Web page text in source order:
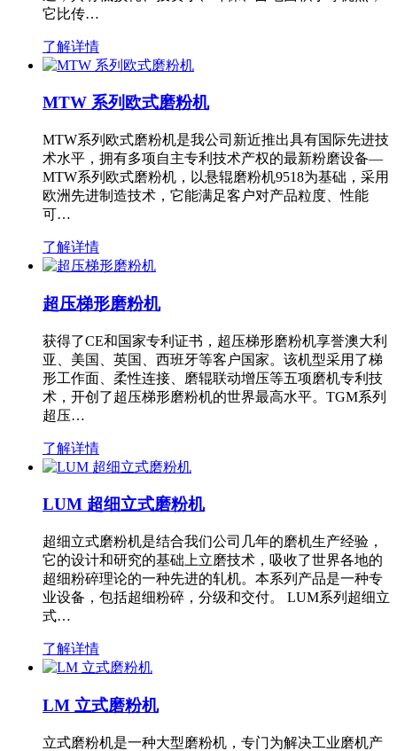
它比传…
了解详情
MTW 系列欧式磨粉机
MTW系列欧式磨粉机是我公司新近推出具有国际先进技
术水平，拥有多项自主专利技术产权的最新粉磨设备—
MTW系列欧式磨粉机，以悬辊磨粉机9518为基础，采用
欧洲先进制造技术，它能满足客户对产品粒度、性能
可…
了解详情
超压梯形磨粉机
获得了CE和国家专利证书，超压梯形磨粉机享誉澳大利
亚、美国、英国、西班牙等客户国家。该机型采用了梯
形工作面、柔性连接、磨辊联动增压等五项磨机专利技
术，开创了超压梯形磨粉机的世界最高水平。TGM系列
超压…
了解详情
LUM 超细立式磨粉机
超细立式磨粉机是结合我们公司几年的磨机生产经验，
它的设计和研究的基础上立磨技术，吸收了世界各地的
超细粉碎理论的一种先进的轧机。本系列产品是一种专
业设备，包括超细粉碎，分级和交付。 LUM系列超细立
式…
了解详情
LM 立式磨粉机
立式磨粉机是一种大型磨粉机，专门为解决工业磨机产